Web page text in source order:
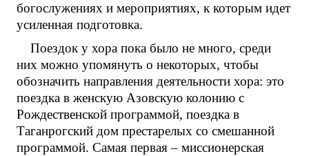
богослужениях и мероприятиях, к которым идет
усиленная подготовка.
Поездок у хора пока было не много, среди
них можно упомянуть о некоторых, чтобы
обозначить направления деятельности хора: это
поездка в женскую Азовскую колонию с
Рождественской программой, поездка в
Таганрогский дом престарелых со смешанной
программой. Самая первая – миссионерская